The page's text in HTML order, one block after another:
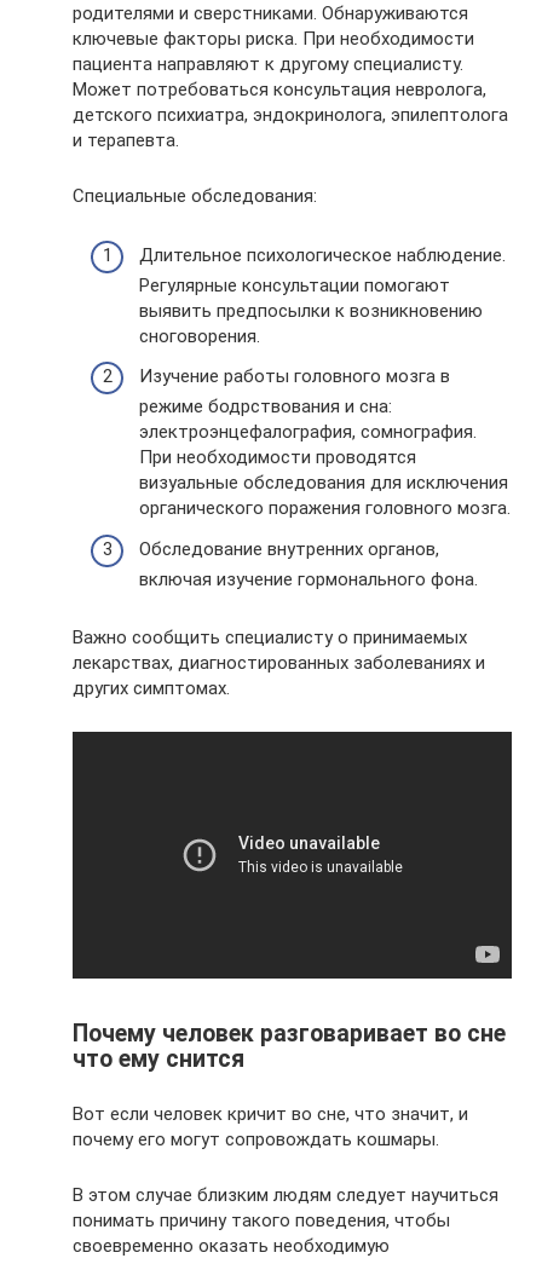
родителями и сверстниками. Обнаруживаются
ключевые факторы риска. При необходимости
пациента направляют к другому специалисту.
Может потребоваться консультация невролога,
детского психиатра, эндокринолога, эпилептолога
и терапевта.
Специальные обследования:
Длительное психологическое наблюдение.
Регулярные консультации помогают
выявить предпосылки к возникновению
сноговорения.
Изучение работы головного мозга в
режиме бодрствования и сна:
электроэнцефалография, сомнография.
При необходимости проводятся
визуальные обследования для исключения
органического поражения головного мозга.
Обследование внутренних органов,
включая изучение гормонального фона.
Важно сообщить специалисту о принимаемых
лекарствах, диагностированных заболеваниях и
других симптомах.
Почему человек разговаривает во сне
что ему снится
Вот если человек кричит во сне, что значит, и
почему его могут сопровождать кошмары.
В этом случае близким людям следует научиться
понимать причину такого поведения, чтобы
своевременно оказать необходимую